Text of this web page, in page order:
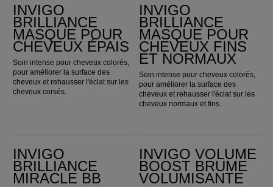
INVIGO
BRILLIANCE
MASQUE POUR
CHEVEUX ÉPAIS
Soin intense pour cheveux colorés,
pour améliorer la surface des
cheveux et rehausser l'éclat sur les
cheveux corsés.
INVIGO
BRILLIANCE
MASQUE POUR
CHEVEUX FINS
ET NORMAUX
Soin intense pour cheveux colorés,
pour améliorer la surface des
cheveux et rehausser l'éclat sur les
cheveux normaux et fins.
INVIGO
BRILLIANCE
MIRACLE BB
INVIGO VOLUME
BOOST BRUME
VOLUMISANTE